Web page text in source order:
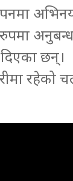
छन्।
रहेको